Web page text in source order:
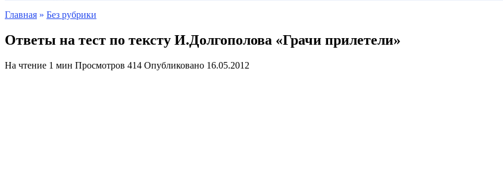
Главная » Без рубрики
Ответы на тест по тексту И.Долгополова «Грачи прилетели»
На чтение 1 мин Просмотров 414 Опубликовано 16.05.2012